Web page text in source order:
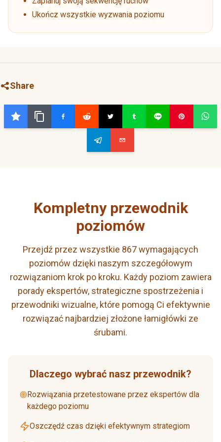
Ukończ wszystkie wyzwania poziomu
Share
Kompletny przewodnik
poziomów
Przejdź przez wszystkie 867 wymagających
poziomów dzięki naszym szczegółowym
rozwiązaniom krok po kroku. Każdy poziom zawiera
porady ekspertów, strategiczne spostrzeżenia i
przewodniki wizualne, które pomogą Ci efektywnie
rozwiązać najbardziej złożone łamigłówki ze
śrubami.
Dlaczego wybrać nasz przewodnik?
Rozwiązania przetestowane przez ekspertów dla
każdego poziomu
Oszczędź czas dzięki efektywnym strategiom